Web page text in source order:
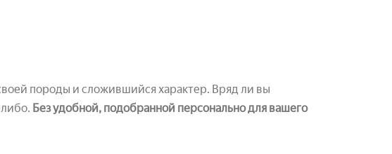
породы и сложившийся характер. Вряд ли вы
Без удобной, подобранной персонально для вашего